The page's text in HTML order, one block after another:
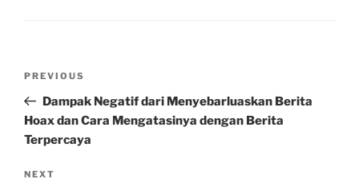
Previous
Post
PREVIOUS
Dampak Negatif dari Menyebarluaskan Berita
Hoax dan Cara Mengatasinya dengan Berita
Terpercaya
Next
NEXT